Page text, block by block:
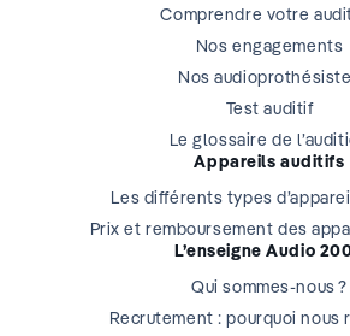
Comprendre votre
Nos engagements
Nos
Test auditif
Le glossaire de
Appareils auditifs
Les différents types
Prix et remboursement des
L’enseigne Audio
Qui sommes-nous ?
Recrutement : pourquoi nous